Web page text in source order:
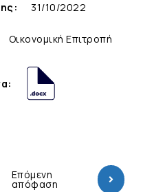
31/10/2022
Οικονομική Επιτροπή
Επόμενη
απόφαση